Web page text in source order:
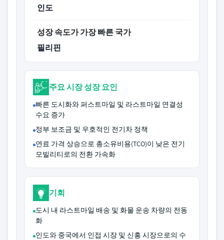
인도
성장 속도가 가장 빠른 국가
필리핀
주요 시장 성장 요인
빠른 도시화와 퍼스트마일 및 라스트마일 연결성
수요 증가
정부 보조금 및 우호적인 전기차 정책
연료 가격 상승으로 총소유비용(TCO)이 낮은 전기
모빌리티로의 전환 가속화
기회
도시 내 라스트마일 배송 및 화물 운송 차량의 전동
화
인도와 중국에서 인접 시장 및 신흥 시장으로의 수